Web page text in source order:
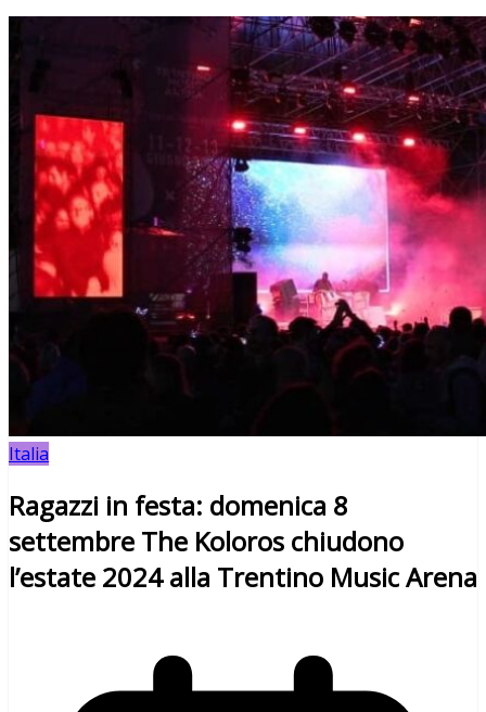
Italia
Ragazzi in festa: domenica 8
settembre The Koloros chiudono
l’estate 2024 alla Trentino Music Arena